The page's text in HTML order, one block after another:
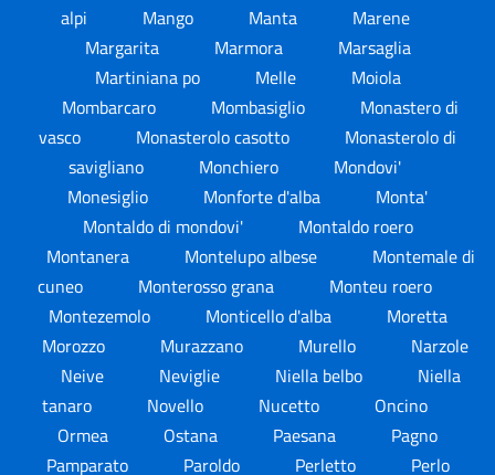
alpi
Mango Manta
Marene
Margarita
Marmora
Marsaglia
Martiniana po
Melle
Moiola
Mombarcaro
Mombasiglio
Monastero di
vasco
Monasterolo casotto
Monasterolo di
savigliano
Monchiero
Mondovi'
Monesiglio
Monforte d'alba
Monta'
Montaldo di mondovi'
Montaldo roero
Montanera
Montelupo albese
Montemale di
cuneo
Monterosso grana
Monteu roero
Montezemolo
Monticello d'alba
Moretta
Morozzo
Murazzano Murello
Narzole
Neive
Neviglie Niella belbo
Niella
tanaro
Novello Nucetto
Oncino
Ormea
Ostana Paesana
Pagno
Pamparato
Paroldo Perletto Perlo